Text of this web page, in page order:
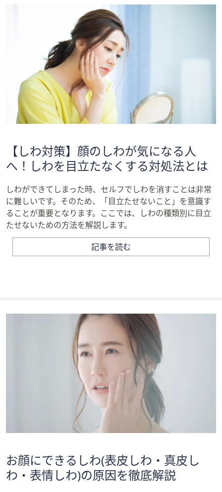
【しわ対策】顔のしわが気になる人
へ！しわを目立たなくする対処法とは
しわができてしまった時、セルフでしわを消すことは非常
に難しいです。そのため、「目立たせないこと」を意識す
ることが重要となります。ここでは、しわの種類別に目立
たせないための方法を解説します。
記事を読む
お顔にできるしわ(表皮しわ・真皮し
わ・表情しわ)の原因を徹底解説